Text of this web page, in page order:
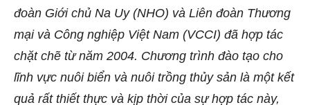
đoàn Giới chủ Na Uy (NHO) và Liên đoàn Thương
mại và Công nghiệp Việt Nam (VCCI) đã hợp tác
chặt chẽ từ năm 2004. Chương trình đào tạo cho
lĩnh vực nuôi biển và nuôi trồng thủy sản là một kết
quả rất thiết thực và kịp thời của sự hợp tác này,